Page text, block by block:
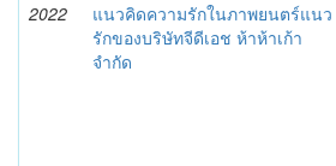
2022
แนวคิดความรักในภาพยนตร์แนว
รักของบริษัทจีดีเอช ห้าห้าเก้า
จำกัด